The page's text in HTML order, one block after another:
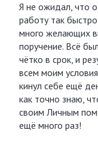
Я не ожидал, что
работу так
много желающих
поручение. Всё
чётко в срок, и
всем моим
кинул себе ещё
как точно знаю,
своим Личным
ещё много раз!